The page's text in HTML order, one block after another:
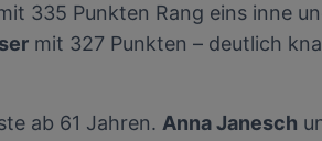
335 Punkten Rang eins inne
mit 327 Punkten – deutlich
ab 61 Jahren. Anna Janesch